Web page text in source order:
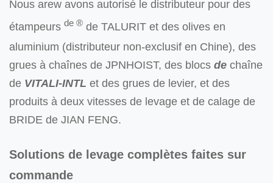
Nous arew avons autorisé le distributeur pour des
étampeurs de ® de TALURIT et des olives en
aluminium (distributeur non-exclusif en Chine), des
grues à chaînes de JPNHOIST, des blocs de chaîne
de VITALI-INTL et des grues de levier, et des
produits à deux vitesses de levage et de calage de
BRIDE de JIAN FENG.
Solutions de levage complètes faites sur
commande